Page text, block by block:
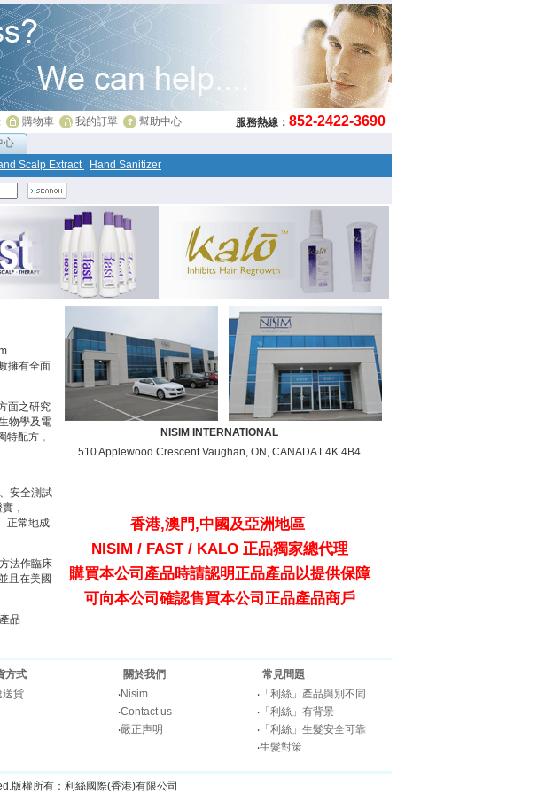
購物車 我的訂單 幫助中心 服務熱線： 852-2422-3690
心
Scalp Extract Hand Sanitizer
擁有全面
面之研究
物學及電
特配方，
安全測試
，
正常地成
法作臨床
且在美國
品
NISIM INTERNATIONAL
510 Applewood Crescent Vaughan, ON, CANADA L4K 4B4
香港,澳門,中國及亞洲地區
NISIM / FAST / KALO 正品獨家總代理
購買本公司產品時請認明正品產品以提供保障
可向本公司確認售買本公司正品產品商戶
方式
送貨
關於我們
‧Nisim
‧Contact us
‧嚴正声明
常見問題
‧ 「利絲」產品與別不同
‧ 「利絲」有背景
‧ 「利絲」生髮安全可靠
‧生髮對策
版權所有：利絲國際(香港)有限公司